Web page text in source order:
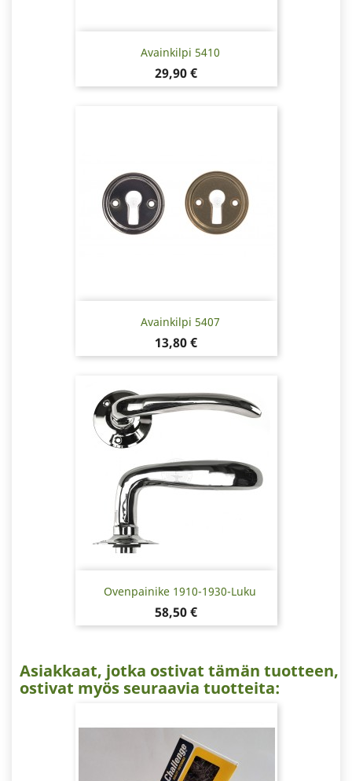
Avainkilpi 5410
Hinta
29,90 €
Avainkilpi 5407
Hinta
13,80 €
Ovenpainike 1910-1930-Luku
Hinta
58,50 €
Asiakkaat, jotka ostivat tämän tuotteen,
ostivat myös seuraavia tuotteita: